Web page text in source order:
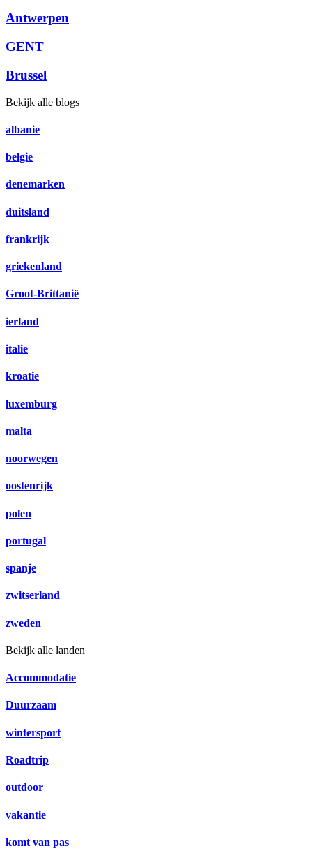
Antwerpen
GENT
Brussel
Bekijk alle blogs
albanie
belgie
denemarken
duitsland
frankrijk
griekenland
Groot-Brittanië
ierland
italie
kroatie
luxemburg
malta
noorwegen
oostenrijk
polen
portugal
spanje
zwitserland
zweden
Bekijk alle landen
Accommodatie
Duurzaam
wintersport
Roadtrip
outdoor
vakantie
komt van pas